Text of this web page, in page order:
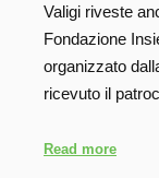
Valigi riveste
Fondazione
organizzato
ricevuto il
Read more